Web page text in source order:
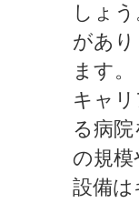
しょ
があ
ます。
キャ
る病
の規
設備